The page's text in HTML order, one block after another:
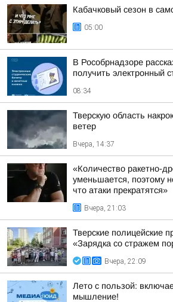
Кабачковый сезон в
05:00
В Рособрнадзоре
получить электронный
08:34
Тверскую область
ветер
Вчера, 14:37
«Количество ракетно-
уменьшается, поэтому
что атаки прекратятся»
Вчера, 21:03
Тверские полицейские
«Зарядка со стражем
Вчера, 22:09
Лето с пользой:
мышление!